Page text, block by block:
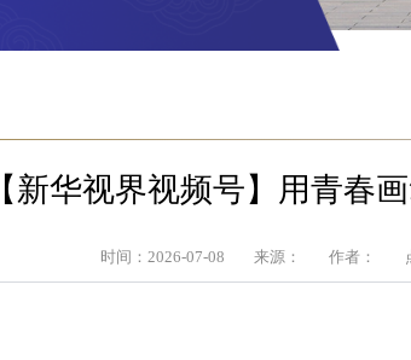
【新华视界视频号】用青春
时间：2026-07-08 来源： 作者：